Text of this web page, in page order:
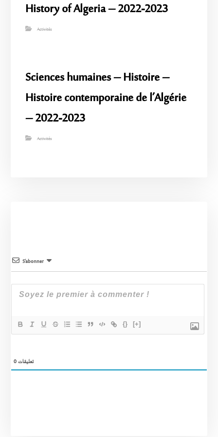
History of Algeria – 2022-2023
Activités
Sciences humaines – Histoire –
Histoire contemporaine de l’Algérie
– 2022-2023
Activités
S’abonner
{} [+]
0تعليقات